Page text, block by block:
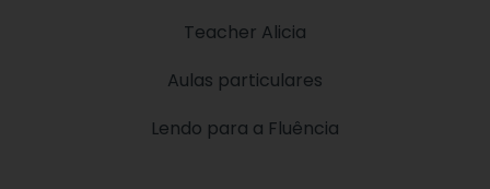
Teacher Alicia
Aulas particulares
Lendo para a Fluência